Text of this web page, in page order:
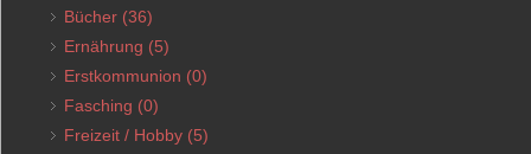
Bücher (36)
Ernährung (5)
Erstkommunion (0)
Fasching (0)
Freizeit / Hobby (5)